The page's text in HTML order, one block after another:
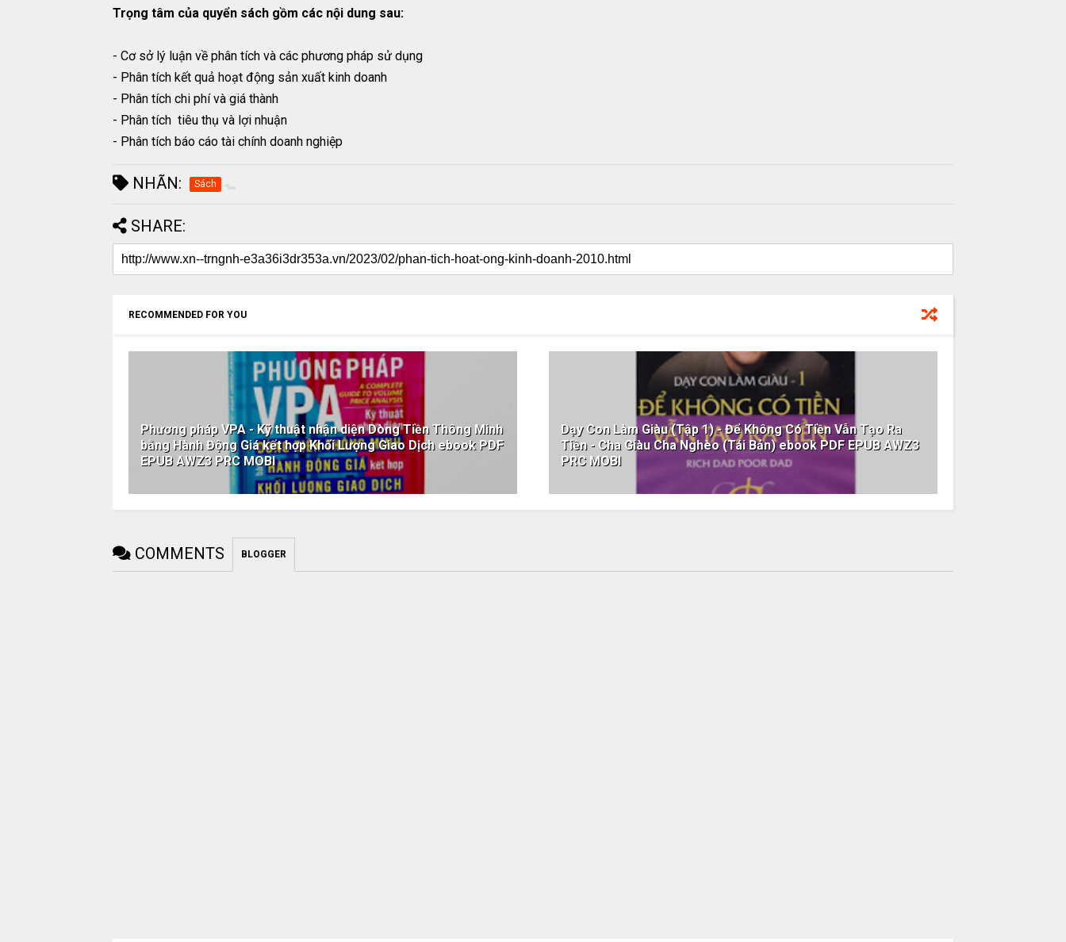
Trọng tâm của quyển sách gồm các nội dung sau:
- Cơ sở lý luận về phân tích và các phương pháp sử dụng
- Phân tích kết quả hoạt động sản xuất kinh doanh
- Phân tích chi phí và giá thành
- Phân tích tiêu thụ và lợi nhuận
- Phân tích báo cáo tài chính doanh nghiệp
NHÃN: Sách
SHARE:
RECOMMENDED FOR YOU
Phương pháp VPA - Kỹ thuật nhận diện Dòng Tiền Thông Minh
bằng Hành Động Giá kết hợp Khối Lượng Giao Dịch ebook PDF
EPUB AWZ3 PRC MOBI
Dạy Con Làm Giàu (Tập 1) - Để Không Có Tiền Vẫn Tạo Ra
Tiền - Cha Giàu Cha Nghèo (Tái Bản) ebook PDF EPUB AWZ3
PRC MOBI
COMMENTS BLOGGER